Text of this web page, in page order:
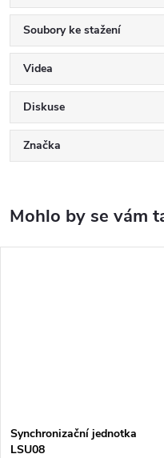
Soubory ke stažení
Videa
Diskuse
Značka
Synchronizační jednotka
LSU08